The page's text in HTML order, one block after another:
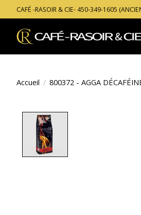
CAFÉ -RASOIR & CIE- 450-349-1605
Accueil / 800372 - AGGA